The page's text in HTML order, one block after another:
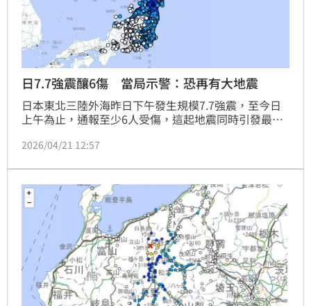
日7.7強震釀6傷 當局示警：恐再有大地震
日本東北三陸外海昨日下午發生規模7.7強震，至今日
上午為止，通報至少6人受傷，這起地震同時引發最高
一場大地震的可能。
2026/04/21 12:57